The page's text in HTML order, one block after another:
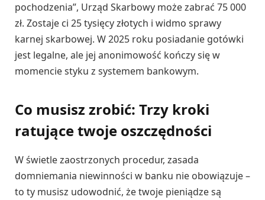
pochodzenia”, Urząd Skarbowy może zabrać 75 000
zł. Zostaje ci 25 tysięcy złotych i widmo sprawy
karnej skarbowej. W 2025 roku posiadanie gotówki
jest legalne, ale jej anonimowość kończy się w
momencie styku z systemem bankowym.
Co musisz zrobić: Trzy kroki
ratujące twoje oszczędności
W świetle zaostrzonych procedur, zasada
domniemania niewinności w banku nie obowiązuje –
to ty musisz udowodnić, że twoje pieniądze są